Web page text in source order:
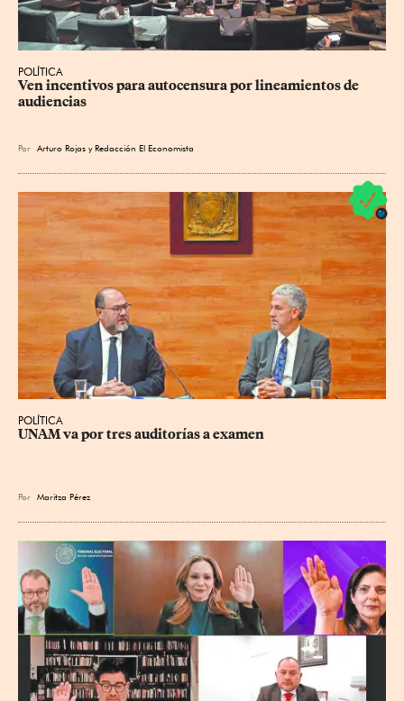
POLÍTICA
Ven incentivos para autocensura por lineamientos de
audiencias
Por Arturo Rojas yRedacción El Economista
POLÍTICA
UNAM va por tres auditorías a examen
Por Maritza Pérez